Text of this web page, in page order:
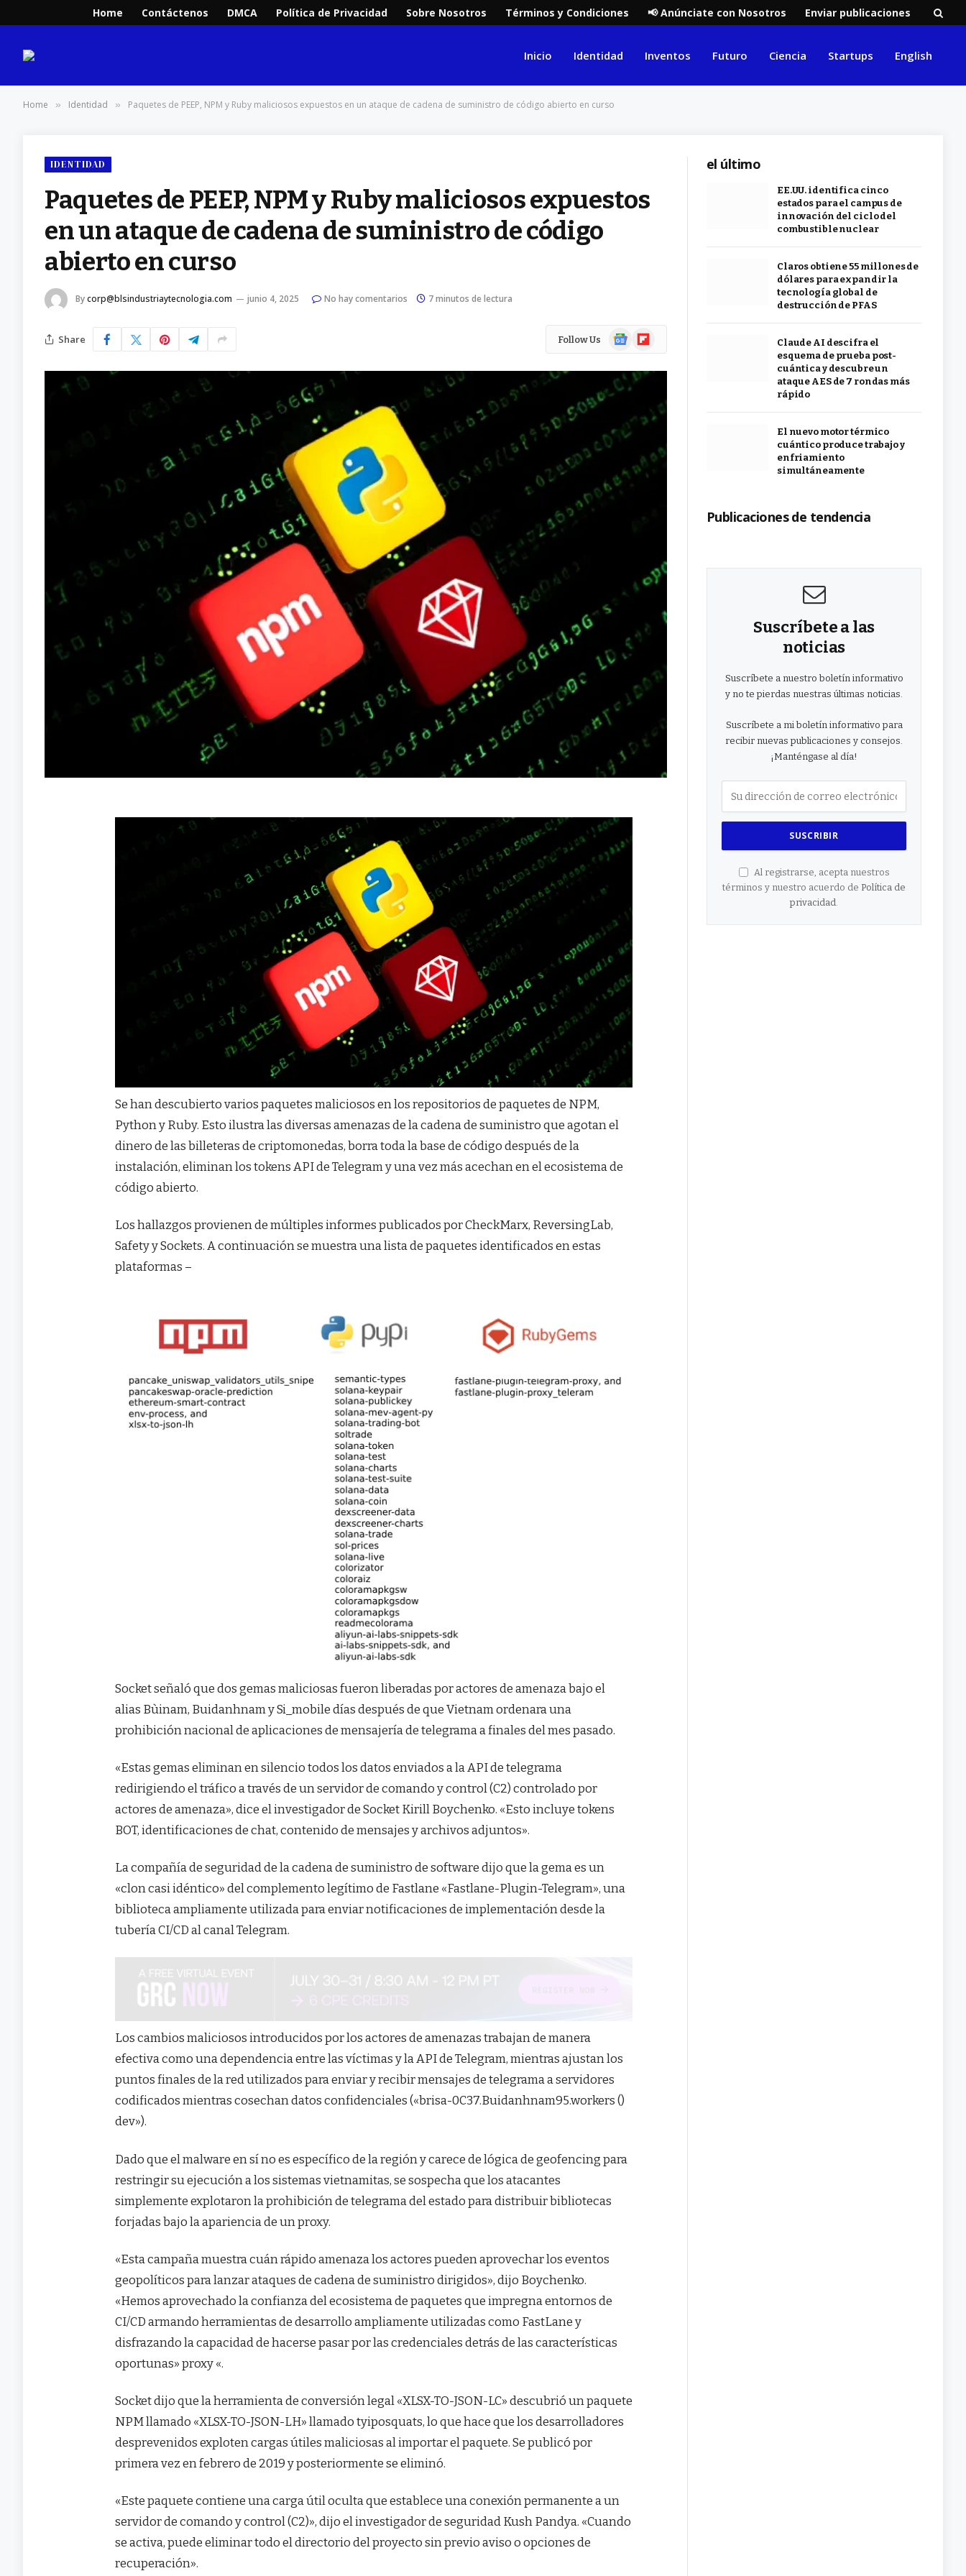
Home Contáctenos DMCA Política de Privacidad Sobre Nosotros Términos y Condiciones 📢 Anúnciate con Nosotros Enviar publicaciones
Inicio Identidad Inventos Futuro Ciencia Startups English
Home » Identidad » Paquetes de PEEP, NPM y Ruby maliciosos expuestos en un ataque de cadena de suministro de código abierto en curso
IDENTIDAD
Paquetes de PEEP, NPM y Ruby maliciosos expuestos
en un ataque de cadena de suministro de código
abierto en curso
Bycorp@blsindustriaytecnologia.com junio 4, 2025 No hay comentarios 7 minutos de lectura
Share Follow Us
GoogleFlipboard
Se han descubierto varios paquetes maliciosos en los repositorios de paquetes de NPM,
Python y Ruby. Esto ilustra las diversas amenazas de la cadena de suministro que agotan el
dinero de las billeteras de criptomonedas, borra toda la base de código después de la
instalación, eliminan los tokens API de Telegram y una vez más acechan en el ecosistema de
código abierto.
Los hallazgos provienen de múltiples informes publicados por CheckMarx, ReversingLab,
Safety y Sockets. A continuación se muestra una lista de paquetes identificados en estas
plataformas –
Socket señaló que dos gemas maliciosas fueron liberadas por actores de amenaza bajo el
alias Bùinam, Buidanhnam y Si_mobile días después de que Vietnam ordenara una
prohibición nacional de aplicaciones de mensajería de telegrama a finales del mes pasado.
«Estas gemas eliminan en silencio todos los datos enviados a la API de telegrama
redirigiendo el tráfico a través de un servidor de comando y control (C2) controlado por
actores de amenaza», dice el investigador de Socket Kirill Boychenko. «Esto incluye tokens
BOT, identificaciones de chat, contenido de mensajes y archivos adjuntos».
La compañía de seguridad de la cadena de suministro de software dijo que la gema es un
«clon casi idéntico» del complemento legítimo de Fastlane «Fastlane-Plugin-Telegram», una
biblioteca ampliamente utilizada para enviar notificaciones de implementación desde la
tubería CI/CD al canal Telegram.
Los cambios maliciosos introducidos por los actores de amenazas trabajan de manera
efectiva como una dependencia entre las víctimas y la API de Telegram, mientras ajustan los
puntos finales de la red utilizados para enviar y recibir mensajes de telegrama a servidores
codificados mientras cosechan datos confidenciales («brisa-0C37.Buidanhnam95.workers ()
dev»).
Dado que el malware en sí no es específico de la región y carece de lógica de geofencing para
restringir su ejecución a los sistemas vietnamitas, se sospecha que los atacantes
simplemente explotaron la prohibición de telegrama del estado para distribuir bibliotecas
forjadas bajo la apariencia de un proxy.
«Esta campaña muestra cuán rápido amenaza los actores pueden aprovechar los eventos
geopolíticos para lanzar ataques de cadena de suministro dirigidos», dijo Boychenko.
«Hemos aprovechado la confianza del ecosistema de paquetes que impregna entornos de
CI/CD armando herramientas de desarrollo ampliamente utilizadas como FastLane y
disfrazando la capacidad de hacerse pasar por las credenciales detrás de las características
oportunas» proxy «.
Socket dijo que la herramienta de conversión legal «XLSX-TO-JSON-LC» descubrió un paquete
NPM llamado «XLSX-TO-JSON-LH» llamado tyiposquats, lo que hace que los desarrolladores
desprevenidos exploten cargas útiles maliciosas al importar el paquete. Se publicó por
primera vez en febrero de 2019 y posteriormente se eliminó.
«Este paquete contiene una carga útil oculta que establece una conexión permanente a un
servidor de comando y control (C2)», dijo el investigador de seguridad Kush Pandya. «Cuando
se activa, puede eliminar todo el directorio del proyecto sin previo aviso o opciones de
recuperación».
el último
EE.UU. identifica cinco
estados para el campus de
innovación del ciclo del
combustible nuclear
Claros obtiene 55 millones de
dólares para expandir la
tecnología global de
destrucción de PFAS
Claude AI descifra el
esquema de prueba post-
cuántica y descubre un
ataque AES de 7 rondas más
rápido
El nuevo motor térmico
cuántico produce trabajo y
enfriamiento
simultáneamente
Publicaciones de tendencia
Suscríbete a las
noticias
Suscríbete a nuestro boletín informativo
y no te pierdas nuestras últimas noticias.
Suscríbete a mi boletín informativo para
recibir nuevas publicaciones y consejos.
¡Manténgase al día!
Al registrarse, acepta nuestros
términos y nuestro acuerdo de Política de
privacidad.